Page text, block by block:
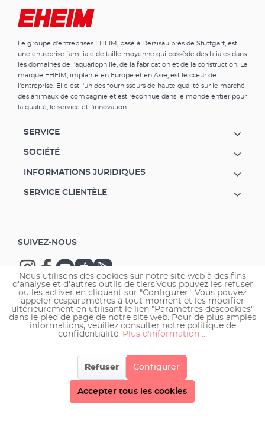
Le groupe d'entreprises EHEIM, basé à Deizisau près de Stuttgart, est
une entreprise familiale de taille moyenne qui possède des filiales dans
les domaines de l'aquariophilie, de la fabrication et de la construction. La
marque EHEIM, implanté en Europe et en Asie, est le cœur de
l'entreprise. Elle est l'un des fournisseurs de haute qualité sur le marché
des animaux de compagnie et est reconnue dans le monde entier pour
la qualité, le service et l'innovation.
SERVICE
SOCIÉTÉ
INFORMATIONS JURIDIQUES
SERVICE CLIENTÈLE
SUIVEZ-NOUS
Copyright © 2026 EHEIM GmbH & Co. KG.
Nous utilisons des cookies sur notre site web à des fins
d'analyse et d'autres outils de tiers.Vous pouvez les refuser
ou les activer en cliquant sur "Configurer". Vous pouvez
appeler cesparamètres à tout moment et les modifier
ultérieurement en utilisant le lien "Paramètres descookies"
dans le pied de page de notre site web. Pour de plus amples
informations, veuillez consulter notre politique de
confidentialité. Plus d'information ...
Refuser Configurer
Accepter tous les cookies